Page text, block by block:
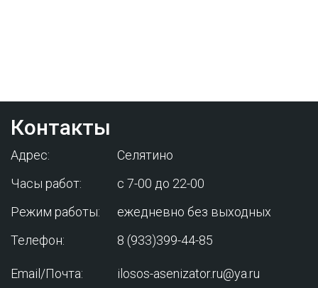
Контакты
Адрес:
Селятино
Часы работ:
с 7-00 до 22-00
Режим работы:
ежедневно без выходных
Телефон:
8 (933)399-44-85
Email/Почта: ilosos-asenizator.ru@ya.ru